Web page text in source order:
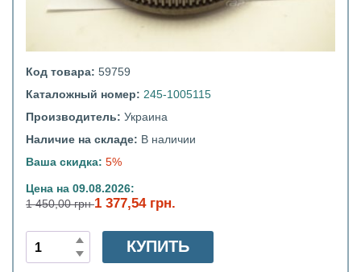
Код товара: 59759
Каталожный номер: 245-1005115
Производитель: Украина
Наличие на складе: В наличии
Ваша скидка: 5%
Цена на 09.08.2026:
1 450,00 грн1 377,54 грн.
КУПИТЬ